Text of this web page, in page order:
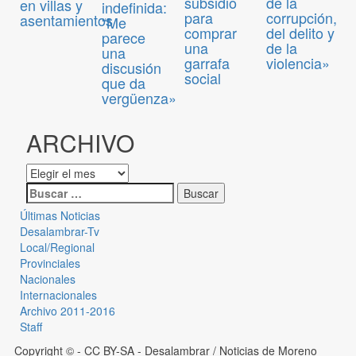
en villas y
asentamientos
indefinida:
“Me
parece
una
discusión
que da
vergüenza»
para
comprar
una
garrafa
social
corrupción,
del delito y
de la
violencia»
ARCHIVO
Últimas Noticias
Desalambrar-Tv
Local/Regional
Provinciales
Nacionales
Internacionales
Archivo 2011-2016
Staff
Copyright © - CC BY-SA - Desalambrar / Noticias de Moreno